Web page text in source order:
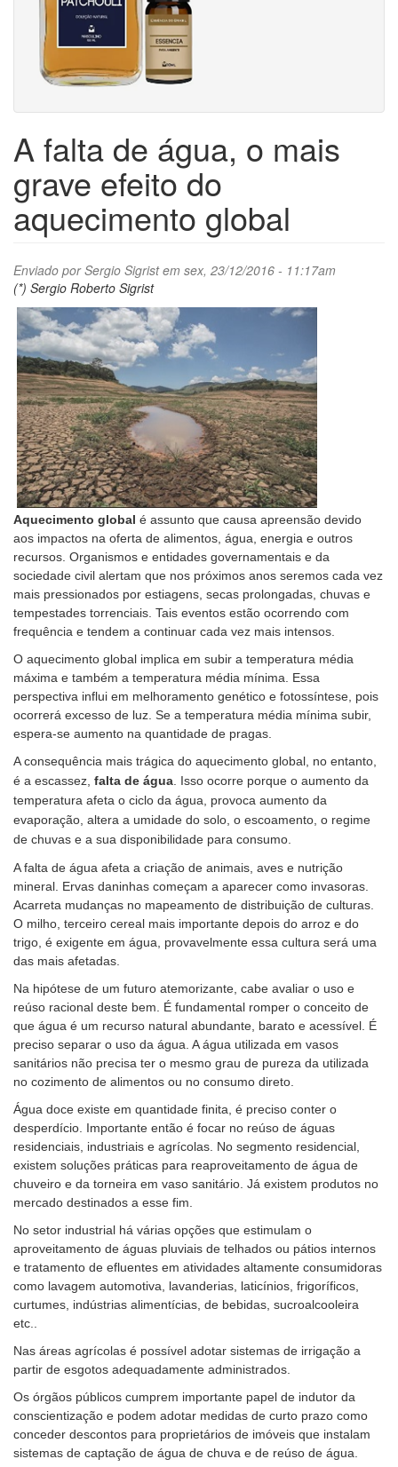
A falta de água, o mais
grave efeito do
aquecimento global
Enviado porSergio Sigristem sex, 23/12/2016 - 11:17am
(*) Sergio Roberto Sigrist
Aquecimento global é assunto que causa apreensão devido
aos impactos na oferta de alimentos, água, energia e outros
recursos. Organismos e entidades governamentais e da
sociedade civil alertam que nos próximos anos seremos cada vez
mais pressionados por estiagens, secas prolongadas, chuvas e
tempestades torrenciais. Tais eventos estão ocorrendo com
frequência e tendem a continuar cada vez mais intensos.
O aquecimento global implica em subir a temperatura média
máxima e também a temperatura média mínima. Essa
perspectiva influi em melhoramento genético e fotossíntese, pois
ocorrerá excesso de luz. Se a temperatura média mínima subir,
espera-se aumento na quantidade de pragas.
A consequência mais trágica do aquecimento global, no entanto,
é a escassez, falta de água . Isso ocorre porque o aumento da
temperatura afeta o ciclo da água, provoca aumento da
evaporação, altera a umidade do solo, o escoamento, o regime
de chuvas e a sua disponibilidade para consumo.
A falta de água afeta a criação de animais, aves e nutrição
mineral. Ervas daninhas começam a aparecer como invasoras.
Acarreta mudanças no mapeamento de distribuição de culturas.
O milho, terceiro cereal mais importante depois do arroz e do
trigo, é exigente em água, provavelmente essa cultura será uma
das mais afetadas.
Na hipótese de um futuro atemorizante, cabe avaliar o uso e
reúso racional deste bem. É fundamental romper o conceito de
que água é um recurso natural abundante, barato e acessível. É
preciso separar o uso da água. A água utilizada em vasos
sanitários não precisa ter o mesmo grau de pureza da utilizada
no cozimento de alimentos ou no consumo direto.
Água doce existe em quantidade finita, é preciso conter o
desperdício. Importante então é focar no reúso de águas
residenciais, industriais e agrícolas. No segmento residencial,
existem soluções práticas para reaproveitamento de água de
chuveiro e da torneira em vaso sanitário. Já existem produtos no
mercado destinados a esse fim.
No setor industrial há várias opções que estimulam o
aproveitamento de águas pluviais de telhados ou pátios internos
e tratamento de efluentes em atividades altamente consumidoras
como lavagem automotiva, lavanderias, laticínios, frigoríficos,
curtumes, indústrias alimentícias, de bebidas, sucroalcooleira
etc..
Nas áreas agrícolas é possível adotar sistemas de irrigação a
partir de esgotos adequadamente administrados.
Os órgãos públicos cumprem importante papel de indutor da
conscientização e podem adotar medidas de curto prazo como
conceder descontos para proprietários de imóveis que instalam
sistemas de captação de água de chuva e de reúso de água.